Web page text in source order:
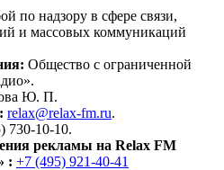
по надзору в сфере связи,
и массовых коммуникаций
Общество с ограниченной
Ю. П.
relax@relax-fm.ru.
730-10-10.
рекламы на Relax FM
: +7 (495) 921-40-41